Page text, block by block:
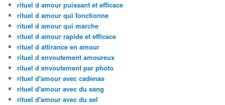
rituel d amour puissant et efficace
rituel d amour qui fonctionne
rituel d amour qui marche
rituel d amour rapide et efficace
rituel d attirance en amour
rituel d envoutement amoureux
rituel d envoutement par photo
rituel d'amour avec cadenas
rituel d'amour avec du sang
rituel d'amour avec du sel